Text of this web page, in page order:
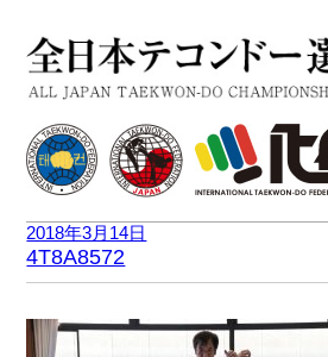
2018年3月14日
4T8A8572